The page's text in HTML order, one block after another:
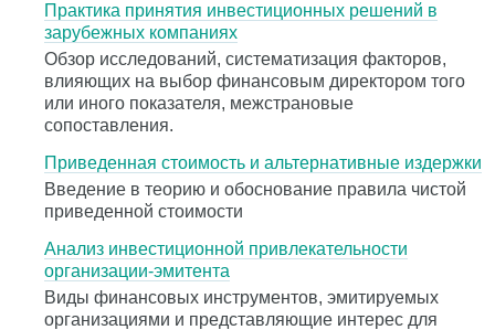
Практика принятия инвестиционных решений в
зарубежных компаниях
Обзор исследований, систематизация факторов,
влияющих на выбор финансовым директором того
или иного показателя, межстрановые
сопоставления.
Приведенная стоимость и альтернативные издержки
Введение в теорию и обоснование правила чистой
приведенной стоимости
Анализ инвестиционной привлекательности
организации-эмитента
Виды финансовых инструментов, эмитируемых
организациями и представляющие интерес для